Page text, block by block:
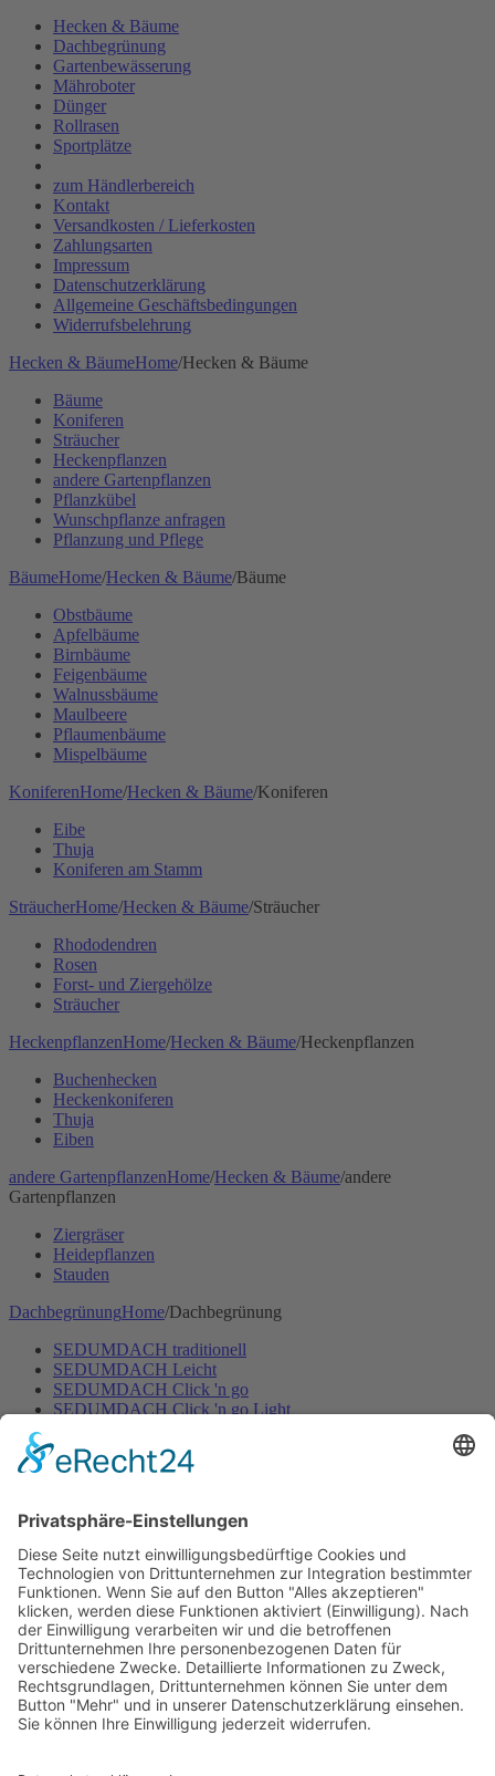
Hecken & Bäume
Dachbegrünung
Gartenbewässerung
Mähroboter
Dünger
Rollrasen
Sportplätze
zum Händlerbereich
Kontakt
Versandkosten / Lieferkosten
Zahlungsarten
Impressum
Datenschutzerklärung
Allgemeine Geschäftsbedingungen
Widerrufsbelehrung
Hecken & BäumeHome/Hecken & Bäume
Bäume
Koniferen
Sträucher
Heckenpflanzen
andere Gartenpflanzen
Pflanzkübel
Wunschpflanze anfragen
Pflanzung und Pflege
BäumeHome/Hecken & Bäume/Bäume
Obstbäume
Apfelbäume
Birnbäume
Feigenbäume
Walnussbäume
Maulbeere
Pflaumenbäume
Mispelbäume
KoniferenHome/Hecken & Bäume/Koniferen
Eibe
Thuja
Koniferen am Stamm
SträucherHome/Hecken & Bäume/Sträucher
Rhododendren
Rosen
Forst- und Ziergehölze
Sträucher
HeckenpflanzenHome/Hecken & Bäume/Heckenpflanzen
Buchenhecken
Heckenkoniferen
Thuja
Eiben
andere GartenpflanzenHome/Hecken & Bäume/andere
Gartenpflanzen
Ziergräser
Heidepflanzen
Stauden
DachbegrünungHome/Dachbegrünung
SEDUMDACH traditionell
SEDUMDACH Leicht
SEDUMDACH Click 'n go
SEDUMDACH Click 'n go Light
Biodiversitätsdach Leicht
Rasen
Hecken & Beete
Zubehör Bewässerung
MähroboterHome/Mähroboter
Mähroboter mit Begrenzungskabel
Mähroboter ohne Begrenzungskabel
Zubehör für Mähroboter
DüngerHome/Dünger